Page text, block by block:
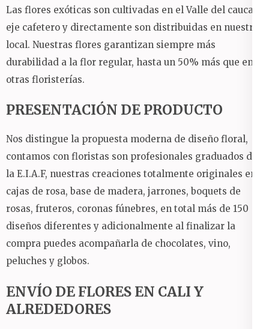
Las flores exóticas son cultivadas en el Valle del cauca y
eje cafetero y directamente son distribuidas en nuestro
local. Nuestras flores garantizan siempre más
durabilidad a la flor regular, hasta un 50% más que en
otras floristerías.
PRESENTACIÓN DE PRODUCTO
Nos distingue la propuesta moderna de diseño floral,
contamos con floristas son profesionales graduados de
la E.I.A.F, nuestras creaciones totalmente originales en:
cajas de rosa, base de madera, jarrones, boquets de
rosas, fruteros, coronas fúnebres, en total más de 150
diseños diferentes y adicionalmente al finalizar la
compra puedes acompañarla de chocolates, vino,
peluches y globos.
ENVÍO DE FLORES EN CALI Y
ALREDEDORES